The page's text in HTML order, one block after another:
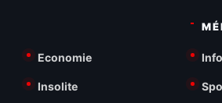
Economie
Insolite